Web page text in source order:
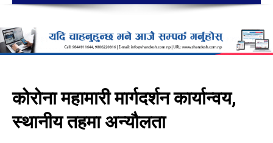
कोरोना महामारी मार्गदर्शन कार्यान्वय,
स्थानीय तहमा अन्यौलता